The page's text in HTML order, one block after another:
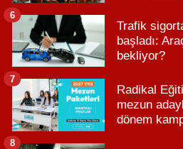
Trafik
başladı:
bekliyor?
6
Radikal
mezun
dönem
7
8